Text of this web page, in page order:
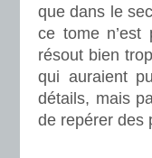
que dans le
ce tome n’est
résout bien
qui auraient
détails, mais
de repérer des